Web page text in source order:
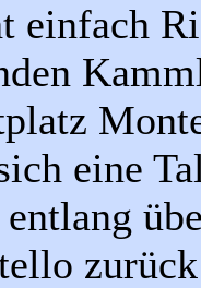
einfach
eine
entlang